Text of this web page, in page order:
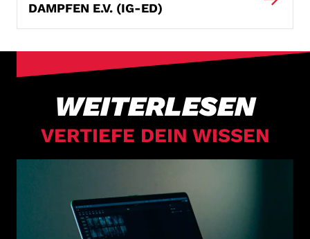
DAMPFEN E.V. (IG-ED)
WEITERLESEN
VERTIEFE DEIN WISSEN